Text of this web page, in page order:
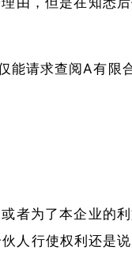
能请求查阅A有限
者为了本企业的
人行使权利还是